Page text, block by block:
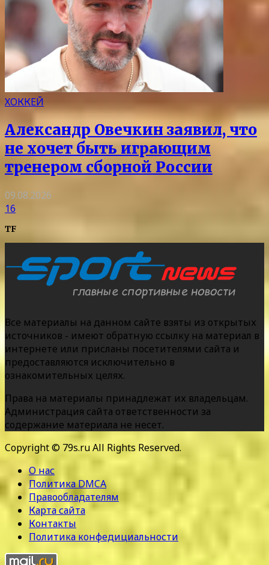
ХОККЕЙ
Александр Овечкин заявил, что
не хочет быть играющим
тренером сборной России
09.08.2026
16
TF
Все материалы на данном сайте взяты из открытых
источников - имеют обратную ссылку на материал в
интернете или присланы посетителями сайта и
предоставляются исключительно в
ознакомительных целях.
Права на материалы принадлежат их владельцам.
Администрация сайта ответственности за
содержание материала не несет.
Copyright © 79s.ru All Rights Reserved.
О нас
Политика DMCA
Правообладателям
Карта сайта
Контакты
Политика конфедициальности